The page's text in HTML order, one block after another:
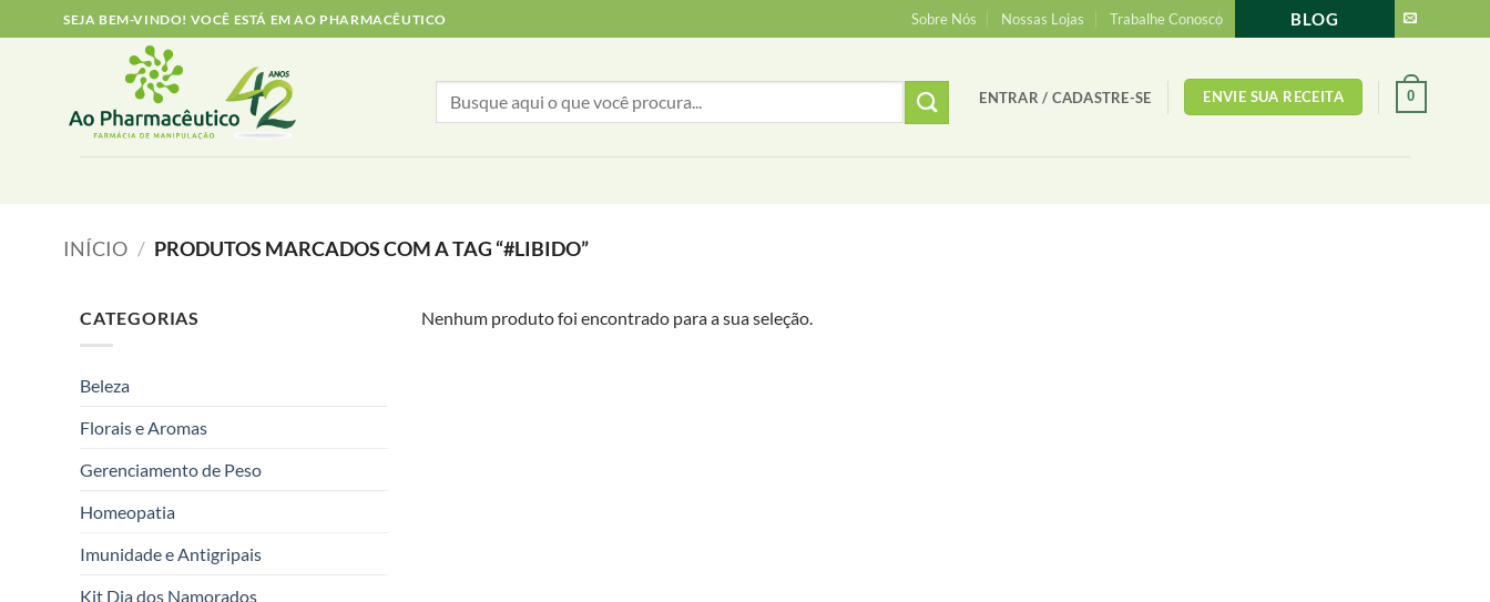
to
SEJA BEM-VINDO! VOCÊ ESTÁ EM AO PHARMACÊUTICO Sobre Nós Nossas Lojas Trabalhe Conosco BLOG
Search
for:
ENTRAR / CADASTRE-SE ENVIE SUA RECEITA 0
INÍCIO / PRODUTOS MARCADOS COM A TAG “#LIBIDO”
CATEGORIAS
Beleza
Florais e Aromas
Gerenciamento de Peso
Homeopatia
Imunidade e Antigripais
Kit Dia dos Namorados
Nenhum produto foi encontrado para a sua seleção.